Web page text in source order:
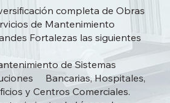
completa de Obras
de Mantenimiento
Fortalezas las siguientes
de Sistemas
Bancarias, Hospitales,
y Centros Comerciales.